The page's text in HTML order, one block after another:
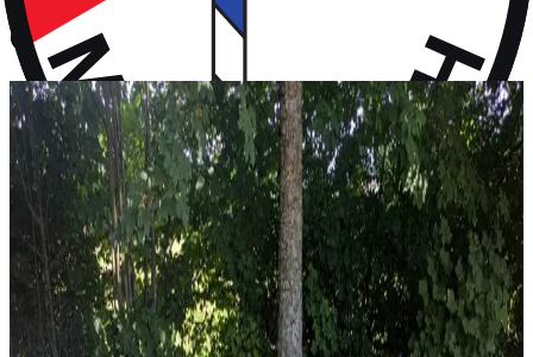
Kunstrasen
vor 10 Monaten
Aktuelles
Neuigkeiten aus dem Vereinsleben und kommende Termine
News
28. Juli 2026
F-Jugend holt Platz 2 beim Turnier in Wall
Vier Gruppensiege ohne Gegentor und ein 2:0 im Halbfinale – erst
im Finale wird unsere F-Jugend gestoppt: P...